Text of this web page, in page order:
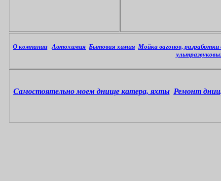
О компании Автохимия Бытовая химия Мойка вагонов,
Самостоятельно моем днище катера, яхты Ремонт днищ